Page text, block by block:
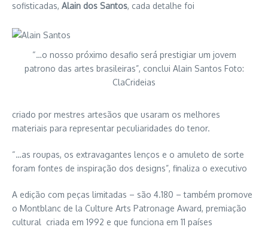
sofisticadas, Alain dos Santos, cada detalhe foi
“…o nosso próximo desafio será prestigiar um jovem
patrono das artes brasileiras”, conclui Alain Santos Foto:
ClaCrideias
criado por mestres artesãos que usaram os melhores
materiais para representar peculiaridades do tenor.
“…as roupas, os extravagantes lenços e o amuleto de sorte
foram fontes de inspiração dos designs”, finaliza o executivo
A edição com peças limitadas – são 4.180 – também promove
o Montblanc de la Culture Arts Patronage Award, premiação
cultural criada em 1992 e que funciona em 11 países